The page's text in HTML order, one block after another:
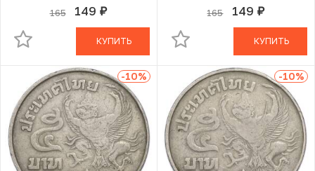
165 149 руб.
В КОРЗИНЕ
КУПИТЬ
165 149 руб.
В КОРЗИНЕ
КУПИТЬ
-10% -10%